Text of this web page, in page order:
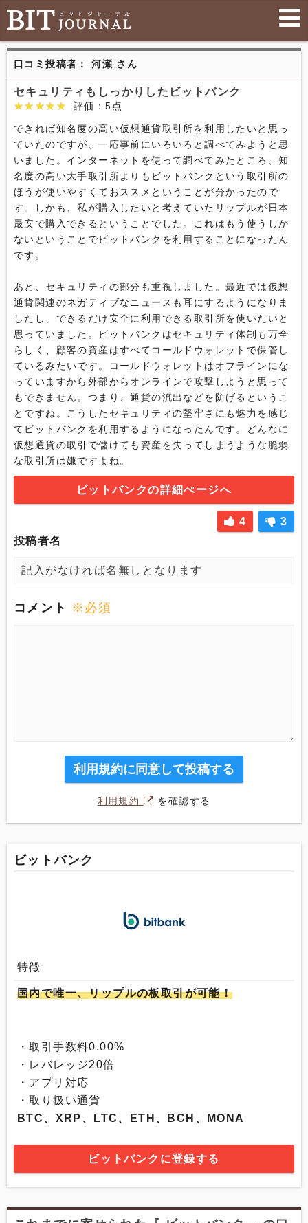
口コミ投稿者： 河瀬 さん
セキュリティもしっかりしたビットバンク
★★★★★
★★★★★ 評価：5点
できれば知名度の高い仮想通貨取引所を利用したいと思っ
ていたのですが、一応事前にいろいろと調べてみようと思
いました。インターネットを使って調べてみたところ、知
名度の高い大手取引所よりもビットバンクという取引所の
ほうが使いやすくておススメということが分かったので
す。しかも、私が購入したいと考えていたリップルが日本
最安で購入できるということでした。これはもう使うしか
ないということでビットバンクを利用することになったん
です。
あと、セキュリティの部分も重視しました。最近では仮想
通貨関連のネガティブなニュースも耳にするようになりま
したし、できるだけ安全に利用できる取引所を使いたいと
思っていました。ビットバンクはセキュリティ体制も万全
らしく、顧客の資産はすべてコールドウォレットで保管し
ているみたいです。コールドウォレットはオフラインにな
っていますから外部からオンラインで攻撃しようと思って
もできません。つまり、通貨の流出などを防げるというこ
とですね。こうしたセキュリティの堅牢さにも魅力を感じ
てビットバンクを利用するようになったんです。どんなに
仮想通貨の取引で儲けても資産を失ってしまうような脆弱
な取引所は嫌ですよね。
ビットバンクの詳細ぺージへ
4
3
投稿者名
コメント ※必須
利用規約に同意して投稿する
利用規約 を確認する
ビットバンク
特徴
国内で唯一、リップルの板取引が可能！
・取引手数料0.00%
・レバレッジ20倍
・アプリ対応
・取り扱い通貨
BTC、XRP、LTC、ETH、BCH、MONA
ビットバンクに登録する